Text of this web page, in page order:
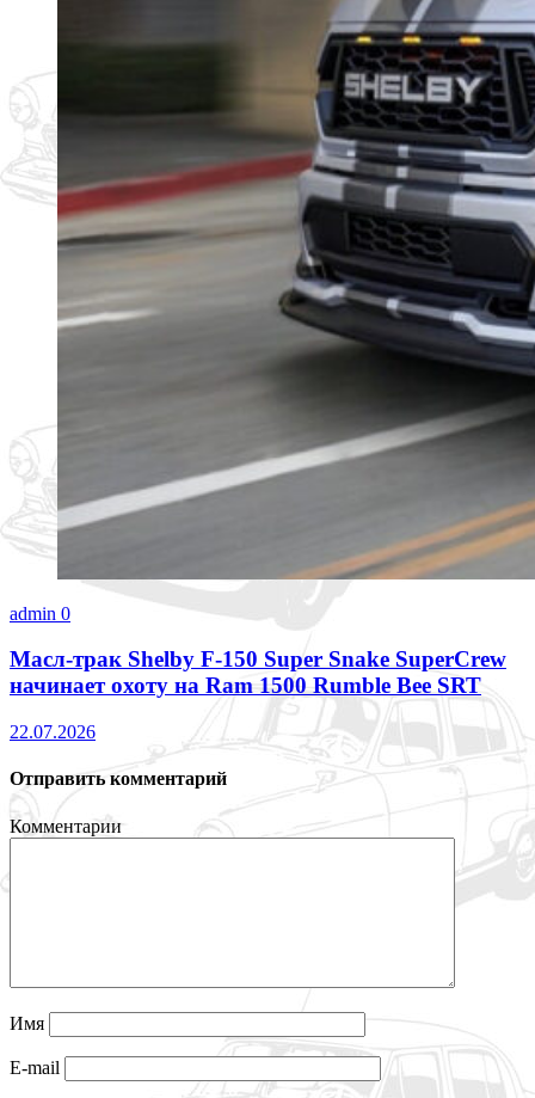
admin 0
Масл-трак Shelby F-150 Super Snake SuperCrew
начинает охоту на Ram 1500 Rumble Bee SRT
22.07.2026
Отправить комментарий
Комментарии
Имя
E-mail